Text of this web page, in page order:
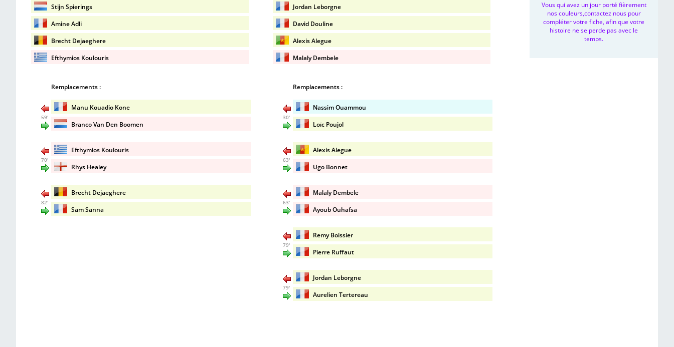
Stijn Spierings
Amine Adli
Brecht Dejaeghere
Efthymios Koulouris
Jordan Leborgne
David Douline
Alexis Alegue
Malaly Dembele
Remplacements :
Manu Kouadio Kone
59'
Branco Van Den Boomen
Efthymios Koulouris
70'
Rhys Healey
Brecht Dejaeghere
82'
Sam Sanna
Remplacements :
Nassim Ouammou
30'
Loïc Poujol
Alexis Alegue
63'
Ugo Bonnet
Malaly Dembele
63'
Ayoub Ouhafsa
Remy Boissier
79'
Pierre Ruffaut
Jordan Leborgne
79'
Aurelien Tertereau
Vous qui avez un jour porté fièrement
nos couleurs,contactez nous pour
compléter votre fiche, afin que votre
histoire ne se perde pas avec le
temps.